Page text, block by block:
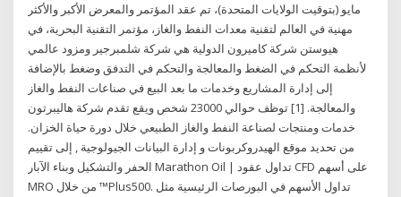
مايو (بتوقيت الولايات المتحدة)، تم عقد المؤتمر والمعرض الأكبر والأكثر
مهنية في العالم لتقنية معدات النفط والغاز، مؤتمر التقنية البحرية، في
هيوستن شركة كاميرون الدولية هي شركة شلمبرجير ومزود عالمي
لأنظمة التحكم في الضغط والمعالجة والتحكم في التدفق وضغط بالإضافة
إلى إدارة المشاريع وخدمات ما بعد البيع في صناعات النفط والغاز
والمعالجة. [1] توظف حوالي 23000 شخص ويقع تقدم شركة هاليبرتون
خدمات ومنتجات لصناعة النفط والغاز الطبيعي خلال دورة حياة الخزان.
من تحديد موقع الهيدروكربونات و إدارة البيانات الجيولوجية , إلى تقييم
الحفر والتشكيل وبناء الآبار Marathon Oil | تداول عقود CFD على أسهم
MRO من خلال ™Plus500. تداول الأسهم في البورصات الرئيسية مثل